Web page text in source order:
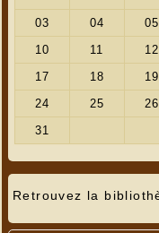
Retrouvez la